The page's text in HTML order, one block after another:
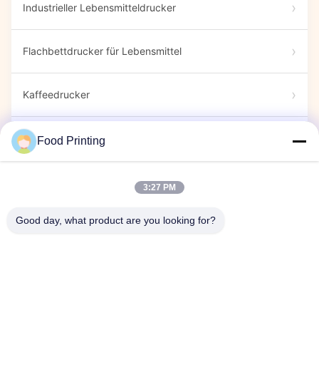
Industrieller Lebensmitteldrucker
Flachbettdrucker für Lebensmittel
Kaffeedrucker
Essensmarkern
Kapseldrucker
Food Printing
3:27 PM
Good day, what product are you looking for?